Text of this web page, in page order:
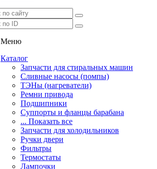
Меню
Каталог
Запчасти для стиральных машин
Сливные насосы (помпы)
ТЭНы (нагреватели)
Ремни привода
Подшипники
Суппорты и фланцы барабана
... Показать все
Запчасти для холодильников
Ручки двери
Фильтры
Термостаты
Лампочки